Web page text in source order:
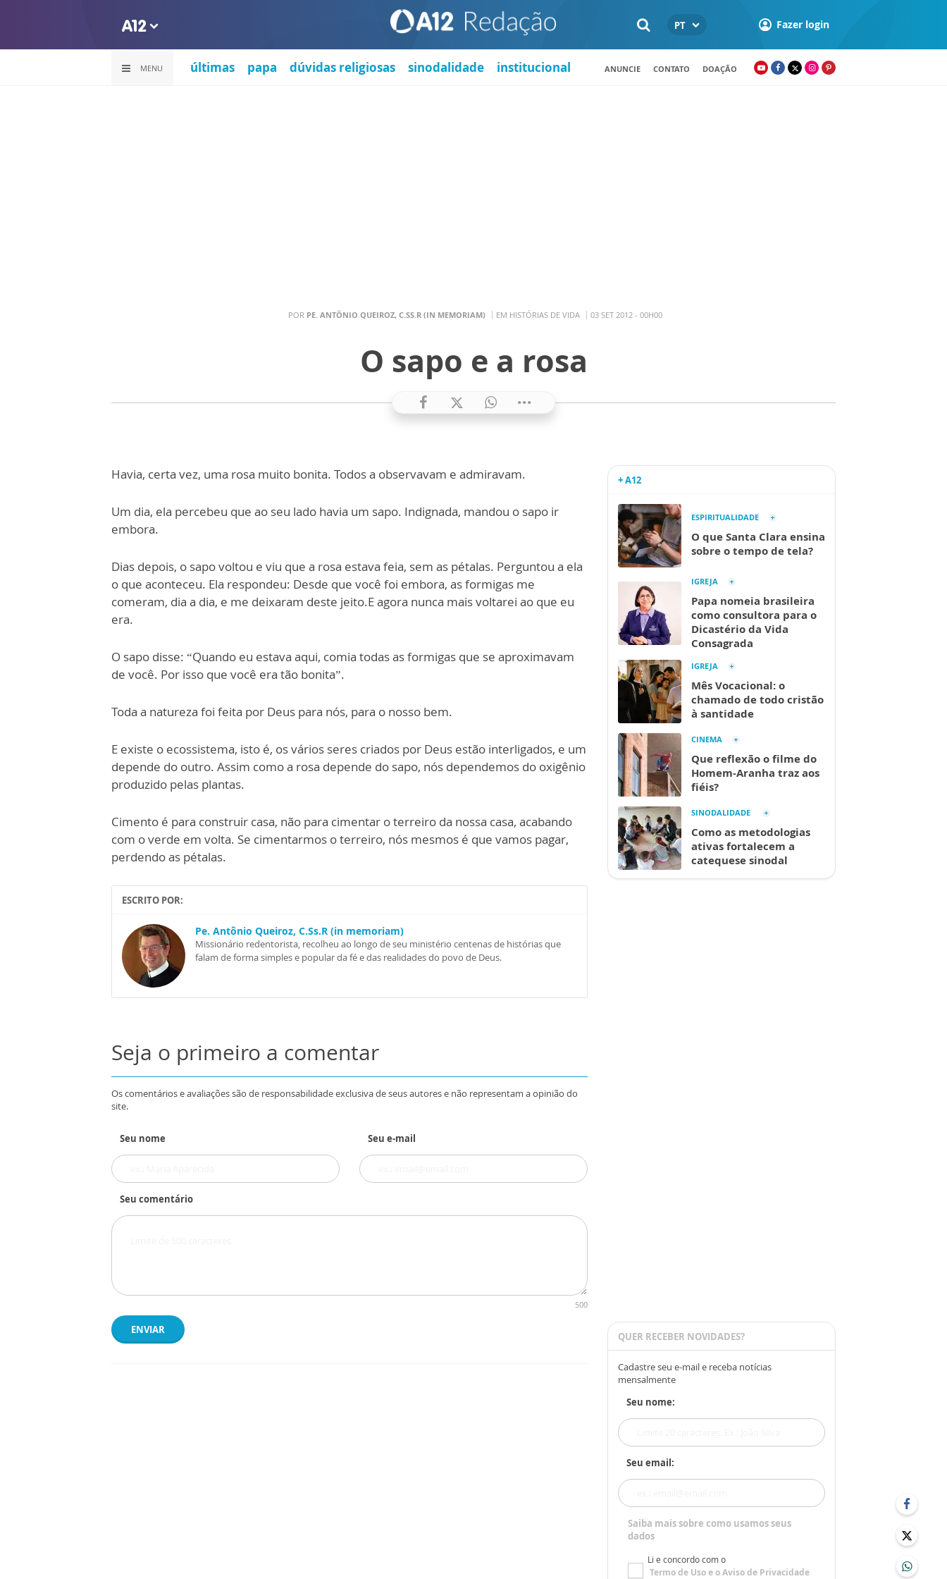
PT Fazer login
MENU últimas papa dúvidas religiosas sinodalidade institucional ANUNCIE CONTATO DOAÇÃO
POR PE. ANTÔNIO QUEIROZ, C.SS.R (IN MEMORIAM) EM HISTÓRIAS DE VIDA 03 SET 2012 - 00H00
O sapo e a rosa
Havia, certa vez, uma rosa muito bonita. Todos a observavam e admiravam.
Um dia, ela percebeu que ao seu lado havia um sapo. Indignada, mandou o sapo ir
embora.
Dias depois, o sapo voltou e viu que a rosa estava feia, sem as pétalas. Perguntou a ela
o que aconteceu. Ela respondeu: Desde que você foi embora, as formigas me
comeram, dia a dia, e me deixaram deste jeito.E agora nunca mais voltarei ao que eu
era.
O sapo disse: “Quando eu estava aqui, comia todas as formigas que se aproximavam
de você. Por isso que você era tão bonita”.
­­­­­­­­­­­­­­­Toda a natureza foi feita por Deus para nós, para o nosso bem.
E existe o ecossistema, isto é, os vários seres criados por Deus estão interligados, e um
depende do outro. Assim como a rosa depende do sapo, nós dependemos do oxigênio
produzido pelas plantas.
Cimento é para construir casa, não para cimentar o terreiro da nossa casa, acabando
com o verde em volta. Se cimentarmos o terreiro, nós mesmos é que vamos pagar,
perdendo as pétalas.
ESCRITO POR:
Pe. Antônio Queiroz, C.Ss.R (in memoriam)
Missionário redentorista, recolheu ao longo de seu ministério centenas de histórias que
falam de forma simples e popular da fé e das realidades do povo de Deus.
Seja o primeiro a comentar
Os comentários e avaliações são de responsabilidade exclusiva de seus autores e não representam a opinião do
site.
Seu nome Seu e-mail
Seu comentário
500
ENVIAR
+ A12
ESPIRITUALIDADE
O que Santa Clara ensina
sobre o tempo de tela?
IGREJA
Papa nomeia brasileira
como consultora para o
Dicastério da Vida
Consagrada
IGREJA
Mês Vocacional: o
chamado de todo cristão
à santidade
CINEMA
Que reflexão o filme do
Homem-Aranha traz aos
fiéis?
SINODALIDADE
Como as metodologias
ativas fortalecem a
catequese sinodal
QUER RECEBER NOVIDADES?
Cadastre seu e-mail e receba notícias
mensalmente
Seu nome:
Seu email:
Saiba mais sobre como usamos seus
dados
Li e concordo com o
Termo de Usoe oAviso de Privacidade